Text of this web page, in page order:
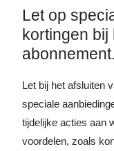
Let op
kortingen bij
abonnement.
Let bij het afsluiten
speciale
tijdelijke acties aan
voordelen, zoals